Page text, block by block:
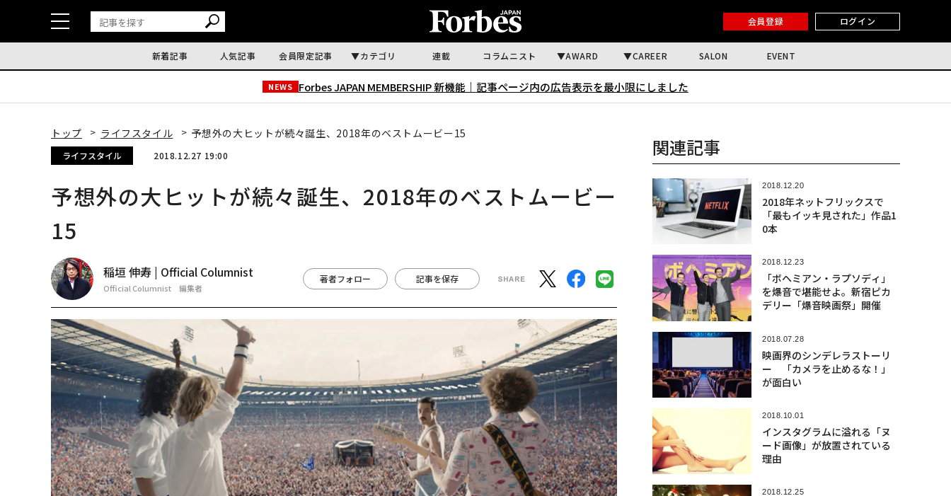
会員登録 ログイン
新着記事 人気記事 会員限定記事 カテゴリ 連載 コラムニスト AWARD CAREER SALON EVENT
NEWS Forbes JAPAN MEMBERSHIP 新機能｜ 記事ページ内の広告表示を最小限にしました
トップ ライフスタイル 予想外の大ヒットが続々誕生、2018年のベストムービー15
ライフスタイル 2018.12.27 19:00
予想外の大ヒットが続々誕生、2018年のベストムービー
15
稲垣 伸寿 | Official Columnist
Official Columnist 編集者
著者フォロー 記事を保存
関連記事
2018.12.20
2018年ネットフリックスで
「最もイッキ見された」作品1
0本
2018.12.23
「ボヘミアン・ラプソディ」
を爆音で堪能せよ。新宿ピカ
デリー「爆音映画祭」開催
2018.07.28
映画界のシンデレラストーリ
ー 「カメラを止めるな！」
が面白い
2018.10.01
インスタグラムに溢れる「ヌ
ード画像」が放置されている
理由
2018.12.25